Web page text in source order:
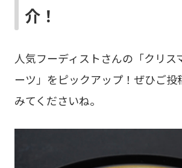
介！
人気フーディストさんの「クリス
ーツ」をピックアップ！ぜひご投
みてくださいね。